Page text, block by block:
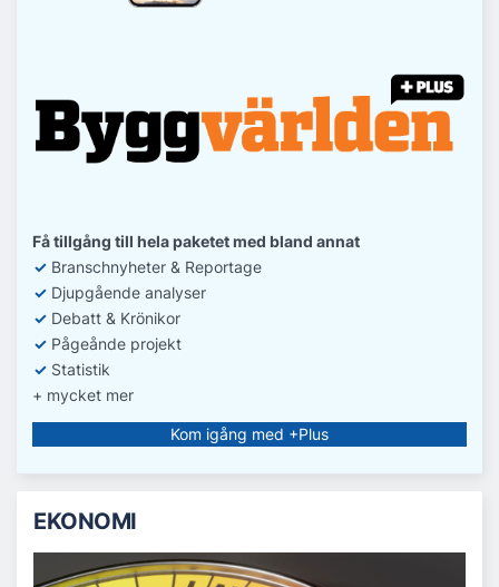
Få tillgång till hela paketet med bland annat
✓ Branschnyheter & Reportage
✓ Djupgående analyser
✓ Debatt & Krönikor
✓ Pågeånde projekt
✓ Statistik
+ mycket mer
Kom igång med +Plus
EKONOMI